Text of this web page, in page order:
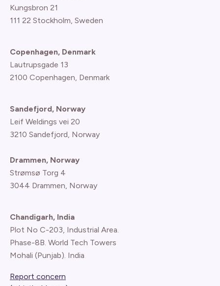
Kungsbron 21
111 22 Stockholm, Sweden
Copenhagen, Denmark
Lautrupsgade 13
2100 Copenhagen , Denmark
Sandefjord, Norway
Leif Weldings vei 20
3210 Sandefjord, Norway
Drammen, Norway
Strømsø Torg 4
3044 Drammen, Norway
Chandigarh, India
Plot No C-203, Industrial Area.
Phase-8B. World Tech Towers
Mohali (Punjab). India
Report concern